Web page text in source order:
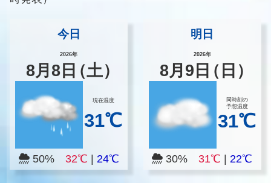
今日
2026年
8月8 日（土）
現在温度
31℃
50% 32℃ 24℃
明日
2026年
8月 9 日（日）
同時刻の
予想温度
31℃
30% 31℃ |22℃